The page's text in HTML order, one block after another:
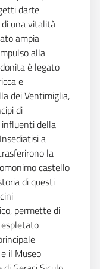
darte
di una vitalità
ampia
alla
è legato
e
dei Ventimiglia,
di
influenti della
a
la
castello
di questi
permette di
il Museo